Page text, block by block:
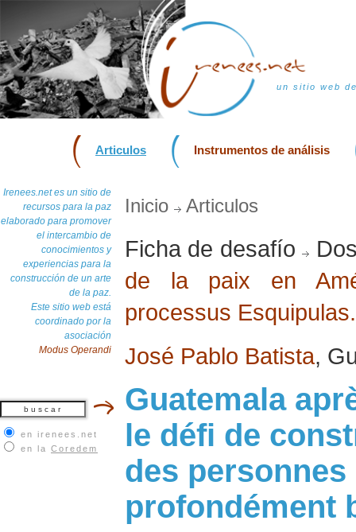
un sitio web
Articulos Instrumentos de análisis
Irenees.net es un sitio de
recursos para la paz
elaborado para promover
el intercambio de
conocimientos y
experiencias para la
construcción de un arte
de la paz.
Este sitio web está
coordinado por la
asociación
Modus Operandi
en irenees.net
en la Coredem
Inicio Articulos
Ficha de desafío
de la paix en
processus Esquipulas.
José Pablo Batista,
Guatemala
le défi de
des
profondément